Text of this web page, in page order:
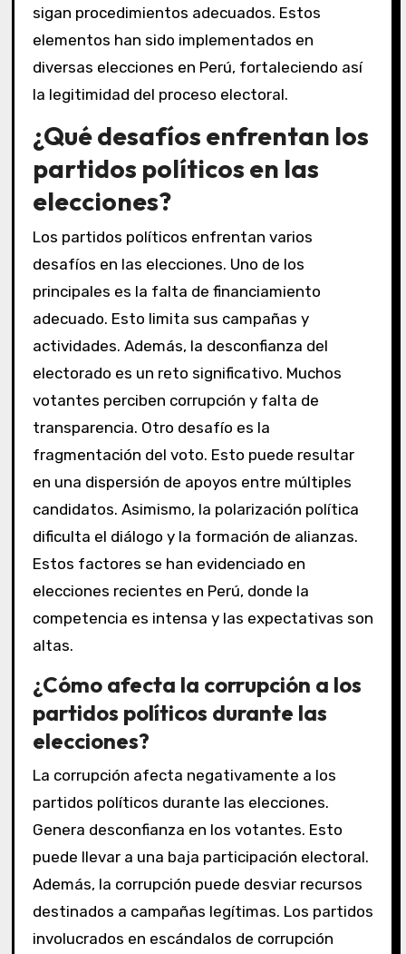
sigan procedimientos adecuados. Estos
elementos han sido implementados en
diversas elecciones en Perú, fortaleciendo así
la legitimidad del proceso electoral.
¿Qué desafíos enfrentan los
partidos políticos en las
elecciones?
Los partidos políticos enfrentan varios
desafíos en las elecciones. Uno de los
principales es la falta de financiamiento
adecuado. Esto limita sus campañas y
actividades. Además, la desconfianza del
electorado es un reto significativo. Muchos
votantes perciben corrupción y falta de
transparencia. Otro desafío es la
fragmentación del voto. Esto puede resultar
en una dispersión de apoyos entre múltiples
candidatos. Asimismo, la polarización política
dificulta el diálogo y la formación de alianzas.
Estos factores se han evidenciado en
elecciones recientes en Perú, donde la
competencia es intensa y las expectativas son
altas.
¿Cómo afecta la corrupción a los
partidos políticos durante las
elecciones?
La corrupción afecta negativamente a los
partidos políticos durante las elecciones.
Genera desconfianza en los votantes. Esto
puede llevar a una baja participación electoral.
Además, la corrupción puede desviar recursos
destinados a campañas legítimas. Los partidos
involucrados en escándalos de corrupción